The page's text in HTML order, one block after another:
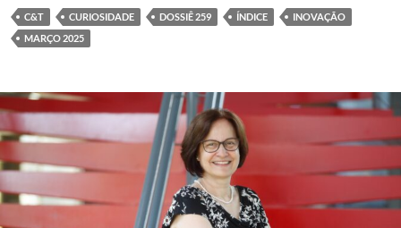
C&T CURIOSIDADE DOSSIÊ 259 ÍNDICE
INOVAÇÃO
MARÇO 2025